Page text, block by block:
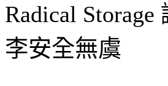
Radical Storage
李安全無虞